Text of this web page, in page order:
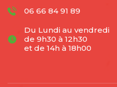
06 66 84 91 89
Du Lundi au vendredi
de 9h30 à 12h30
et de 14h à 18h00